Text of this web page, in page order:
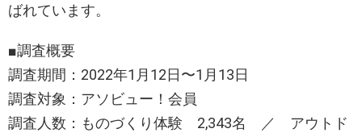
ばれています。
■調査概要
調査期間：2022年1月12日〜1月13日
調査対象：アソビュー！会員
調査人数：ものづくり体験 2,343名 ／ アウトド